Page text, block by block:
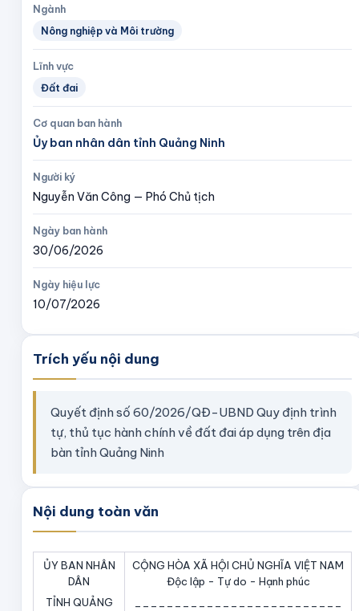
Ngành
Nông nghiệp và Môi trường
Lĩnh vực
Đất đai
Cơ quan ban hành
Ủy ban nhân dân tỉnh Quảng Ninh
Người ký
Nguyễn Văn Công — Phó Chủ tịch
Ngày ban hành
30/06/2026
Ngày hiệu lực
10/07/2026
Trích yếu nội dung
Quyết định số 60/2026/QĐ-UBND Quy định trình
tự, thủ tục hành chính về đất đai áp dụng trên địa
bàn tỉnh Quảng Ninh
Nội dung toàn văn
ỦY BAN NHÂN
DÂN
TỈNH QUẢNG
CỘNG HÒA XÃ HỘI CHỦ NGHĨA VIỆT NAM
Độc lập - Tự do - Hạnh phúc